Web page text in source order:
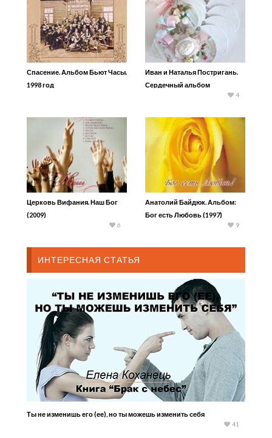
Спасение. Альбом Бьют Часы.
1998 год
Иван и Наталья Постригань.
Сердечный альбом
4
Церковь Вифания. Наш Бог
(2009)
6
Анатолий Байдюк. Альбом:
Бог есть Любовь (1997)
9
ИНТЕРЕСНАЯ СТАТЬЯ
Ты не изменишь его (ее), но ты можешь изменить себя
41